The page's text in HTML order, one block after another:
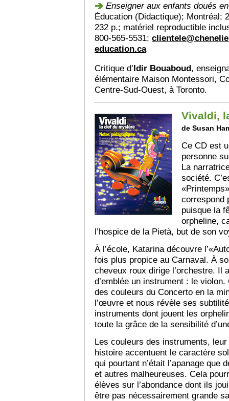
Enseigner aux enfants doués
Éducation (Didactique); Montréal;
232 p.; matériel reproductible
800-565-5531;
education.ca
Critique d’Idir Bouaboud,
élémentaire Maison Montessori,
Centre-Sud-Ouest, à Toronto.
Vivaldi,
de Susan
Ce CD est
personne
La
société.
correspond
puisque la
orpheline,
l’hospice de la Pietà, but de son
À l’école, Katarina découvre
fois plus propice au Carnaval. À
cheveux roux dirige l’orchestre. Il
d’emblée un instrument : le violon.
des couleurs du Concerto en la
l’œuvre et nous révèle ses
instruments dont jouent les
toute la grâce de la sensibilité
Les couleurs des instruments,
histoire accentuent le caractère
qui pourtant n’était l’apanage que
et autres malheureuses. Cela
élèves sur l’abondance dont ils
être pas nécessairement grande